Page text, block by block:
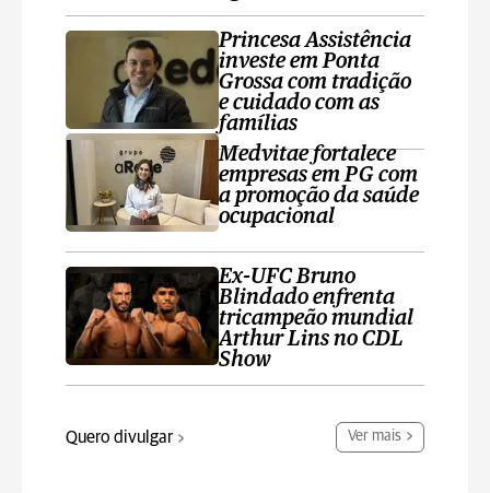
Princesa Assistência
investe em Ponta
Grossa com tradição
e cuidado com as
famílias
Medvitae fortalece
empresas em PG com
a promoção da saúde
ocupacional
Ex-UFC Bruno
Blindado enfrenta
tricampeão mundial
Arthur Lins no CDL
Show
Quero divulgar Ver mais